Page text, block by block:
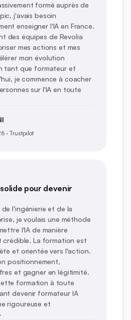
formé auprès de
j'avais besoin
enseigner l'IA en France.
des équipes de Revolia
mes actions et mes
mon évolution
tant que formateur et
je commence à coacher
sur l'IA en toute
· Trustpilot
pour devenir
l'ingénierie et de la
je voulais une méthode
l'IA de manière
crédible. La formation est
et orientée vers l'action.
positionnement,
et gagner en légitimité.
formation à toute
devenir formateur IA
rigoureuse et